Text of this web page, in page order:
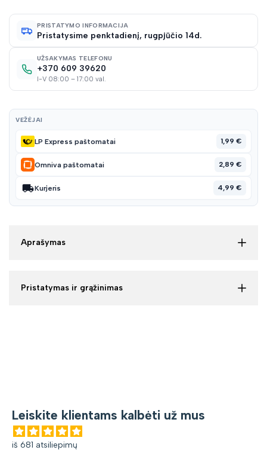
PRISTATYMO INFORMACIJA
Pristatysime penktadienį, rugpjūčio 14d.
UŽSAKYMAS TELEFONU
+370 609 39620
I-V 08:00 – 17:00 val.
VEŽĖJAI
LP Express paštomatai 1,99 €
Omniva paštomatai 2,89 €
Kurjeris 4,99 €
Aprašymas
Pristatymas ir grąžinimas
Leiskite klientams kalbėti už mus
iš 681 atsiliepimų